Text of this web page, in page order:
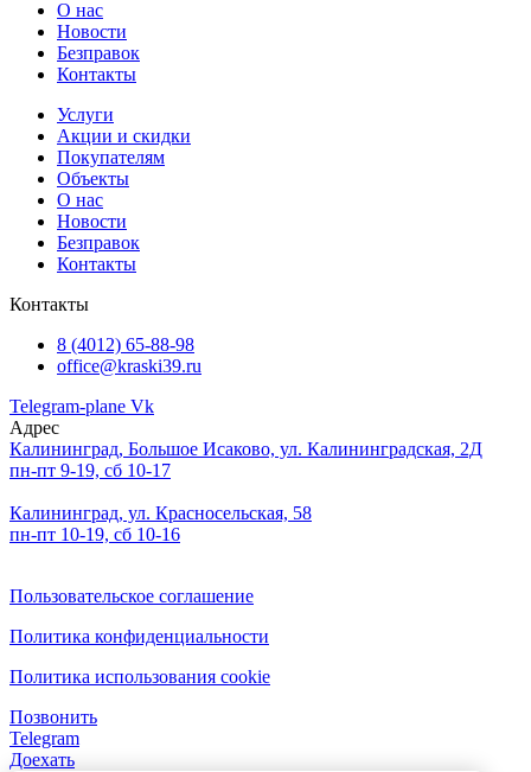
О нас
Новости
Безправок
Контакты
Услуги
Акции и скидки
Покупателям
Объекты
О нас
Новости
Безправок
Контакты
Контакты
8 (4012) 65-88-98
office@kraski39.ru
Telegram-plane Vk
Адрес
Калининград, Большое Исаково, ул. Калининградская, 2Д
пн-пт 9-19, сб 10-17
Калининград, ул. Красносельская, 58
пн-пт 10-19, сб 10-16
Пользовательское соглашение
Политика конфиденциальности
Политика использования cookie
Позвонить
Telegram
Доехать